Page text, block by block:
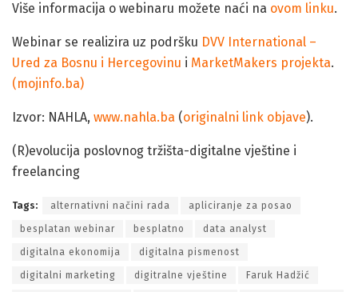
Više informacija o webinaru možete naći na ovom linku.
Webinar se realizira uz podršku DVV International –
Ured za Bosnu i Hercegovinu i MarketMakers projekta.
(mojinfo.ba)
Izvor: NAHLA, www.nahla.ba (originalni link objave).
(R)evolucija poslovnog tržišta-digitalne vještine i
freelancing
Tags: alternativni načini rada apliciranje za posao
besplatan webinar besplatno data analyst
digitalna ekonomija digitalna pismenost
digitalni marketing digitralne vještine Faruk Hadžić